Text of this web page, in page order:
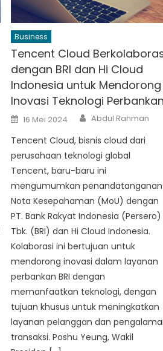
Business
Tencent Cloud
dengan BRI dan Hi Cloud
Indonesia untuk Mendorong
Inovasi Teknologi
Posted
on
16 Mei 2024 Author
Abdul Rahman
Tencent Cloud, bisnis cloud dari
perusahaan teknologi global
Tencent, baru-baru ini
mengumumkan penandatanganan
Nota Kesepahaman (MoU) dengan
PT. Bank Rakyat Indonesia (Persero)
Tbk. (BRI) dan Hi Cloud Indonesia.
Kolaborasi ini bertujuan untuk
mendorong inovasi dalam layanan
perbankan BRI dengan
memanfaatkan teknologi, dengan
tujuan khusus untuk meningkatkan
layanan pelanggan dan
transaksi. Poshu Yeung, Wakil